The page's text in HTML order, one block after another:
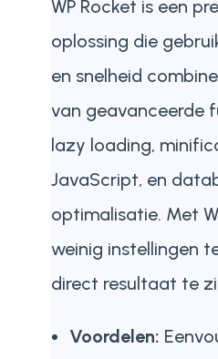
WP Rocket is een
oplossing die
en snelheid
van geavanceerde
lazy loading,
JavaScript, en
optimalisatie. Met
weinig instellingen
direct resultaat te
Voordelen: